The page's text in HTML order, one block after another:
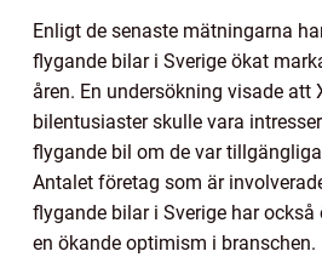
Enligt de senaste mätningarna
flygande bilar i Sverige ökat
åren. En undersökning visade att
bilentusiaster skulle vara
flygande bil om de var
Antalet företag som är
flygande bilar i Sverige har
en ökande optimism i branschen.